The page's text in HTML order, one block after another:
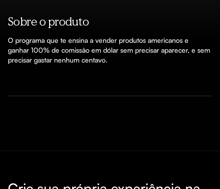
Sobre o produto
O programa que te ensina a vender produtos americanos e
ganhar 100% de comissāo em dólar sem precisar aparecer, e sem
precisar gastar nenhum centavo.